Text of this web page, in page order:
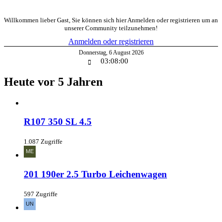
Willkommen lieber Gast, Sie können sich hier Anmelden oder registrieren um an
unserer Community teilzunehmen!
Anmelden oder registrieren
Donnerstag, 6August 2026
03:08:01
Heute vor 5 Jahren
R107 350 SL 4.5
1.087 Zugriffe
201 190er 2.5 Turbo Leichenwagen
597 Zugriffe